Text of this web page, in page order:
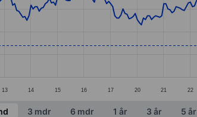
categories.
values. Data ranges from 4.46 to
13 14 15 16 17 20 21 22
3 mdr 6 mdr 1 år 3 år 5 år